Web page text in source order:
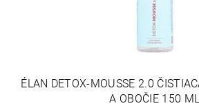
ÉLAN DETOX-MOUSSE 2.0
A OBOČIE 150 ML